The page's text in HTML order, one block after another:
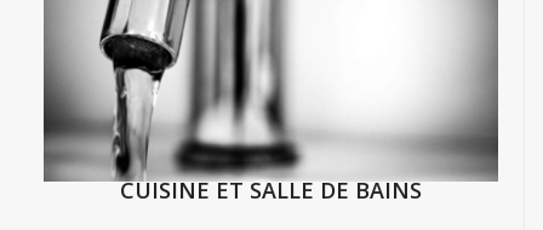
CUISINE ET SALLE DE BAINS